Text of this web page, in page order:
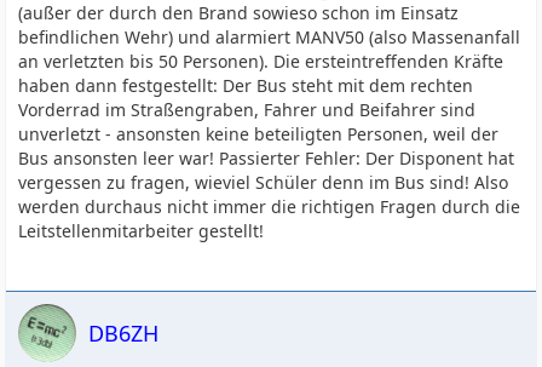
(außer der durch den Brand sowieso schon im Einsatz
befindlichen Wehr) und alarmiert MANV50 (also Massenanfall
an verletzten bis 50 Personen). Die ersteintreffenden Kräfte
haben dann festgestellt: Der Bus steht mit dem rechten
Vorderrad im Straßengraben, Fahrer und Beifahrer sind
unverletzt - ansonsten keine beteiligten Personen, weil der
Bus ansonsten leer war! Passierter Fehler: Der Disponent hat
vergessen zu fragen, wieviel Schüler denn im Bus sind! Also
werden durchaus nicht immer die richtigen Fragen durch die
Leitstellenmitarbeiter gestellt!
DB6ZH